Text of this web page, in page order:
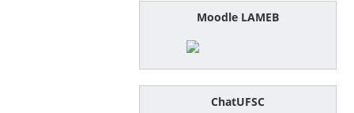
Moodle LAMEB
ChatUFSC